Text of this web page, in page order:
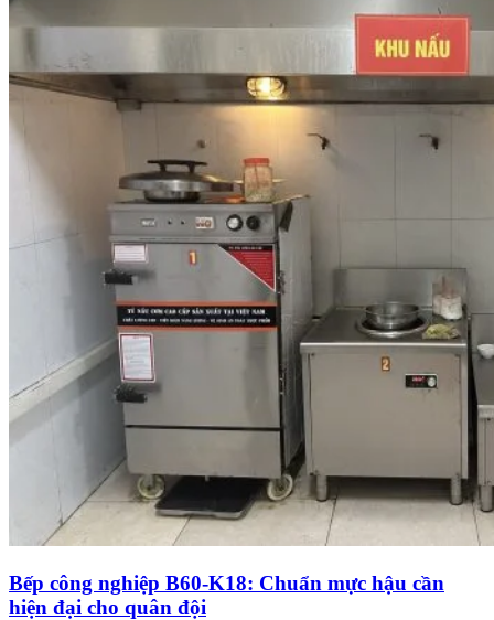
Bếp công nghiệp B60-K18: Chuẩn mực hậu cần
hiện đại cho quân đội